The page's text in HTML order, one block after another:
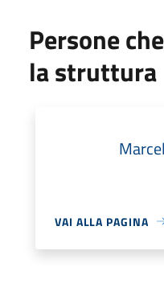
Persone
la struttura
VAI ALLA PAGINA